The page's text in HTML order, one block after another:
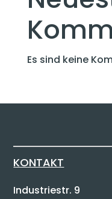
Es sind keine
KONTAKT
Industriestr. 9